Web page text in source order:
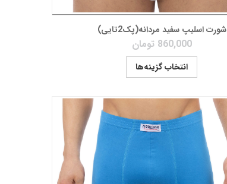
شورت اسلیپ سفید مردانه(پک2تایی)
860,000 تومان
انتخاب گزینه‌ها